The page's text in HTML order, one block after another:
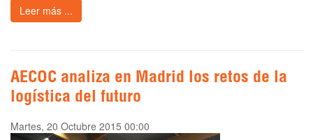
Leer más ...
AECOC analiza en Madrid los retos de la
logística del futuro
Martes, 20 Octubre 2015 00:00